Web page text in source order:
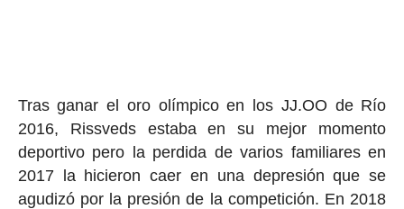
Tras ganar el oro olímpico en los JJ.OO de Río
2016, Rissveds estaba en su mejor momento
deportivo pero la perdida de varios familiares en
2017 la hicieron caer en una depresión que se
agudizó por la presión de la competición. En 2018